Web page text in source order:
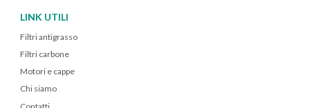
LINK UTILI
Filtri antigrasso
Filtri carbone
Motori e cappe
Chi siamo